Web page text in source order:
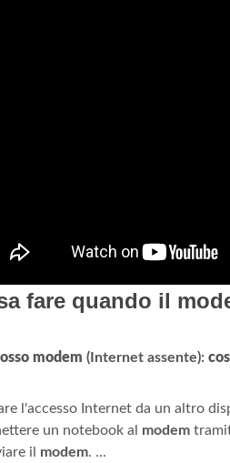
fare quando il
modem (Internet assente):
l'accesso Internet da un altro
un notebook al modem
il modem. ...